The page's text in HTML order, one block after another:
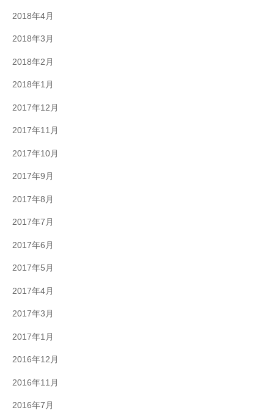
2018年4月
2018年3月
2018年2月
2018年1月
2017年12月
2017年11月
2017年10月
2017年9月
2017年8月
2017年7月
2017年6月
2017年5月
2017年4月
2017年3月
2017年1月
2016年12月
2016年11月
2016年7月